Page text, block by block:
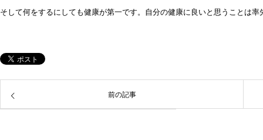
そして何をするにしても健康が第一です。自分の健康に良いと思うことは
前の記事